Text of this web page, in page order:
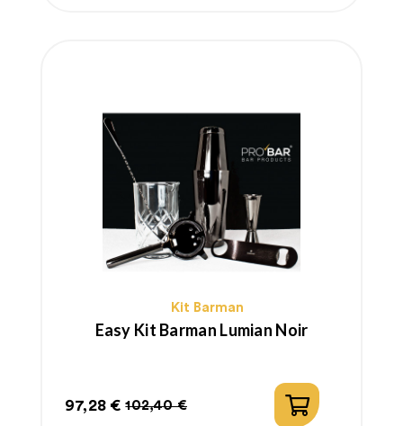
Kit Barman
Easy Kit Barman Lumian Noir
Prix
97,28 €
Prix
102,40 €